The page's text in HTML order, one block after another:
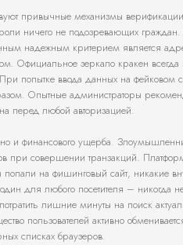
привычные механизмы
ничего не подозревающих
надежным критерием является
Официальное зеркало кракен
попытке ввода данных на фейковом
Опытные администраторы
перед любой авторизацией.
и финансового ущерба.
при совершении транзакций.
попали на фишинговый сайт, никакие
для любого посетителя – никогда
лишние минуты на поиск
пользователей активно
списках браузеров.